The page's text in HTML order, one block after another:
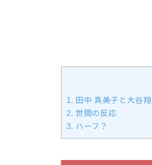
1. 田中 真美子と大谷
2. 世間の反応
3. ハーフ？